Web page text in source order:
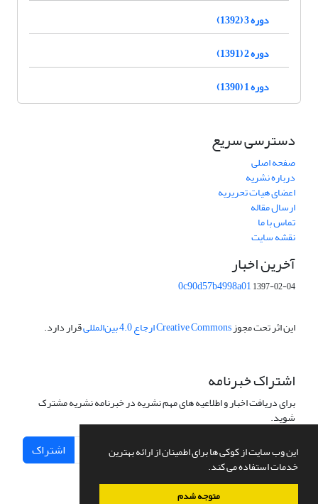
این وب سایت از کوکی ها برای اطمینان از ارائه بهترین
خدمات استفاده می کند.
متوجه شدم
دوره 3 (1392)
دوره 2 (1391)
دوره 1 (1390)
دسترسی سریع
صفحه اصلی
درباره نشریه
اعضای هیات تحریریه
ارسال مقاله
تماس با ما
نقشه سایت
آخرین اخبار
0c90d57b4998a011397-02-04
این اثر تحت مجوزCreative Commons ارجاع 4.0 بین‌المللی قرار دارد.
اشتراک خبرنامه
برای دریافت اخبار و اطلاعیه های مهم نشریه در خبرنامه نشریه مشترک
شوید.
اشتراک